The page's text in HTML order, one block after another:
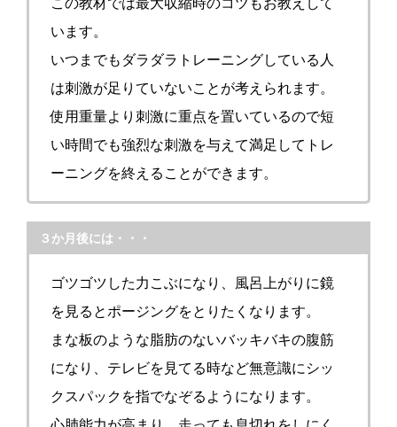
います。
いつまでもダラダラトレーニングしている人
は刺激が足りていないことが考えられます。
使用重量より刺激に重点を置いているので短
い時間でも強烈な刺激を与えて満足してトレ
ーニングを終えることができます。
３か月後には・・・
ゴツゴツした力こぶになり、風呂上がりに鏡
を見るとポージングをとりたくなります。
まな板のような脂肪のないバッキバキの腹筋
になり、テレビを見てる時など無意識にシッ
クスパックを指でなぞるようになります。